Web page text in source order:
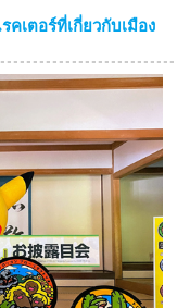
คเตอร์ที่เกี่ยวกับเมือง